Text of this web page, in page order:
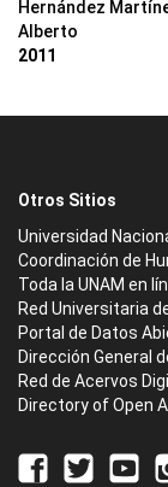
Hernández
Alberto
2011
Otros Sitios
Universidad
Coordinación de
Toda la UNAM en
Red Universitaria
Portal de Datos
Dirección General
Red de Acervos
Directory of Open